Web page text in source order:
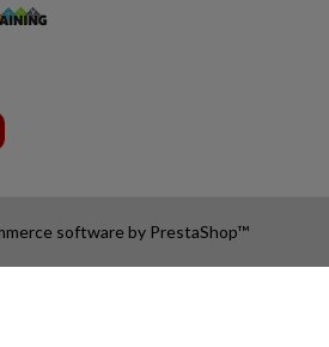
software by PrestaShop™